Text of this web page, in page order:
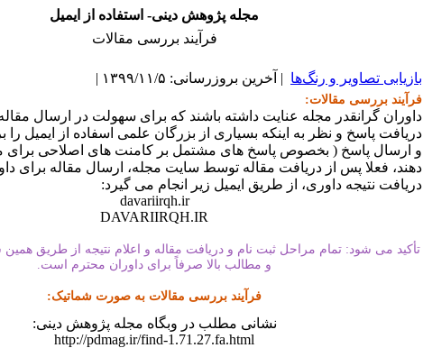
مجله پژوهش دینی- استفاده از ایمیل
فرآیند بررسی مقالات
بازیابی تصاویر و رنگ‌ها | آخرین بروزرسانی: ۱۳۹۹/۱۱/۵ |
فرآیند بررسی مقالات:
داوران گرانقدر مجله عنایت داشته باشند که برای سهولت در ارسال
دریافت پاسخ و نظر به اینکه بسیاری از بزرگان علمی اسفاده از ایمیل را
و ارسال پاسخ ( بخصوص پاسخ های مشتمل بر کامنت های اصلاحی برای
دهند، فعلا پس از دریافت مقاله توسط سایت مجله، ارسال مقاله برای
دریافت نتیجه داوری، از طریق ایمیل زیر انجام می گیرد:
davariirqh.ir
DAVARIIRQH.IR
تأکید می شود: تمام مراحل ثبت نام و دریافت مقاله و اعلام نتیجه از طریق
و مطالب بالا صرفاً برای داوران محترم است.
فرآیند بررسی مقالات به صورت شماتیک:
نشانی مطلب در وبگاه مجله پژوهش دینی:
http://pdmag.ir/find-1.71.27.fa.html